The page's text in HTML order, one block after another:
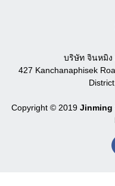
บริษัท จินหมิง
427 Kanchanaphisek
Copyright © 2019 Jinming